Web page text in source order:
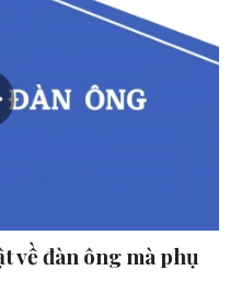
về đàn ông mà phụ